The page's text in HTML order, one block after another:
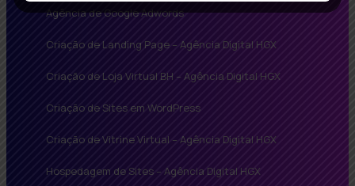
Agência de Google Adwords
Criação de Landing Page – Agência Digital HGX
Criação de Loja Virtual BH – Agência Digital HGX
Criação de Sites em WordPress
Criação de Vitrine Virtual – Agência Digital HGX
Hospedagem de Sites – Agência Digital HGX